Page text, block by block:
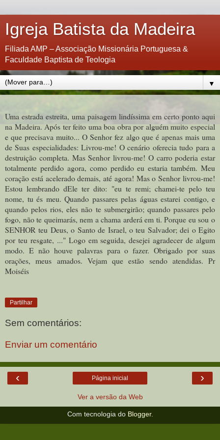
Igreja Batista da Madeira
Filiada AMP – Associação Missionária Portuguesa &
Faculdade Baptista de Teologia
▼
Uma estrada estreita, uma paisagem lindíssima em certo ponto aqui
na Madeira. Após ter feito uma boa obra por alguém muito especial
e que precisava muito... O Senhor fez algo que é apenas mais uma
de Suas especialidades: Livrou-me! O cenário oferecia tudo para a
destruição completa. Mas Senhor livrou-me! O carro poderia estar
totalmente perdido agora, como perdido eu estaria também. Meu
coração está acelerado demais, até agora! Mas o Senhor livrou-me!
Estou lembrando dEle ter dito: "eu te remi; chamei-te pelo teu
nome, tu és meu. Quando passares pelas águas estarei contigo, e
quando pelos rios, eles não te submergirão; quando passares pelo
fogo, não te queimarás, nem a chama arderá em ti. Porque eu sou o
SENHOR teu Deus, o Santo de Israel, o teu Salvador; dei o Egito
por teu resgate, ..." Logo em seguida, desejei agradecer de algum
modo. E não houve palavras para o fazer. Obrigado por suas
orações, meus amados. Vejam que estão sendo atendidas. Pr
Moiséis
Partilhar
Sem comentários:
Enviar um comentário
‹ ›
Página inicial
Ver a versão da Web
Com tecnologia do Blogger.